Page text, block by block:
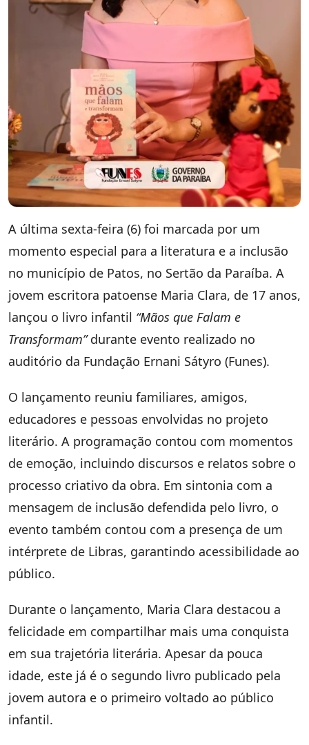
A última sexta-feira (6) foi marcada por um
momento especial para a literatura e a inclusão
no município de Patos, no Sertão da Paraíba. A
jovem escritora patoense Maria Clara, de 17 anos,
lançou o livro infantil “Mãos que Falam e
Transformam”durante evento realizado no
auditório da Fundação Ernani Sátyro (Funes).
O lançamento reuniu familiares, amigos,
educadores e pessoas envolvidas no projeto
literário. A programação contou com momentos
de emoção, incluindo discursos e relatos sobre o
processo criativo da obra. Em sintonia com a
mensagem de inclusão defendida pelo livro, o
evento também contou com a presença de um
intérprete de Libras, garantindo acessibilidade ao
público.
Durante o lançamento, Maria Clara destacou a
felicidade em compartilhar mais uma conquista
em sua trajetória literária. Apesar da pouca
idade, este já é o segundo livro publicado pela
jovem autora e o primeiro voltado ao público
infantil.